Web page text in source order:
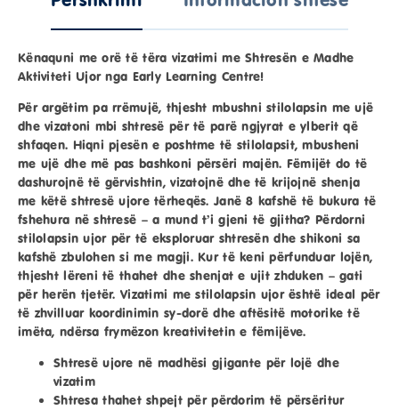
Kënaquni me orë të tëra vizatimi me Shtresën e Madhe
Aktiviteti Ujor nga Early Learning Centre!
Për argëtim pa rrëmujë, thjesht mbushni stilolapsin me ujë
dhe vizatoni mbi shtresë për të parëngjyrat e ylberit që
shfaqen. Hiqni pjesën e poshtme të stilolapsit, mbusheni
me ujë dhe më pas bashkoni përsëri majën. Fëmijët do të
dashurojnë të gërvishtin, vizatojnë dhe të krijojnë shenja
me këtë shtresë ujore tërheqës. Janë8 kafshë të bukura të
fshehura në shtresë – a mund t’i gjeni të gjitha? Përdorni
stilolapsin ujor për të eksploruar shtresën dhe shikoni sa
kafshë zbulohen si me magji. Kur të keni përfunduar lojën,
thjesht lëreni të thahet dhe shenjat e ujit zhduken – gati
për herën tjetër. Vizatimi me stilolapsin ujor është ideal për
të zhvilluar koordinimin sy-dorë dhe aftësitë motorike të
imëta, ndërsa frymëzon kreativitetin e fëmijëve.
Shtresë ujore në madhësi gjigante për lojë dhe
vizatim
Shtresa thahet shpejt për përdorim të përsëritur